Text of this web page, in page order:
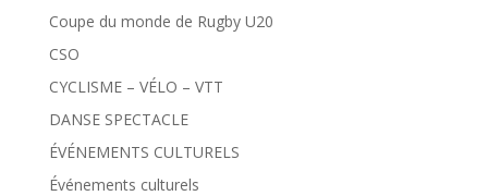
Coupe du monde de Rugby U20
CSO
CYCLISME – VÉLO – VTT
DANSE SPECTACLE
ÉVÉNEMENTS CULTURELS
Événements culturels